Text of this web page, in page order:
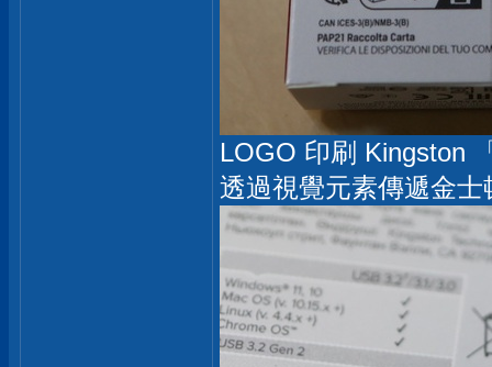
LOGO 印刷 Kingston
透過視覺元素傳遞金